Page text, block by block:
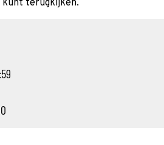
kunt terugkijken.